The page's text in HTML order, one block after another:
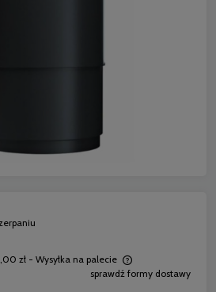
zł - Wysyłka na palecie
kosztów płatnościsprawdź formy dostawy